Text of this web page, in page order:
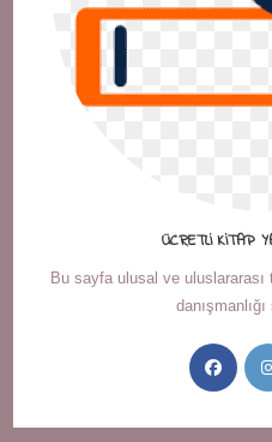
ÜCRETLI KITAP
Bu sayfa ulusal ve uluslararası
in